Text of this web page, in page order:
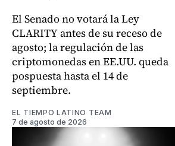
El Senado no votará la Ley
CLARITY antes de su receso de
agosto; la regulación de las
criptomonedas en EE.UU. queda
pospuesta hasta el 14 de
septiembre.
EL TIEMPO LATINO TEAM
7 de agosto de 2026